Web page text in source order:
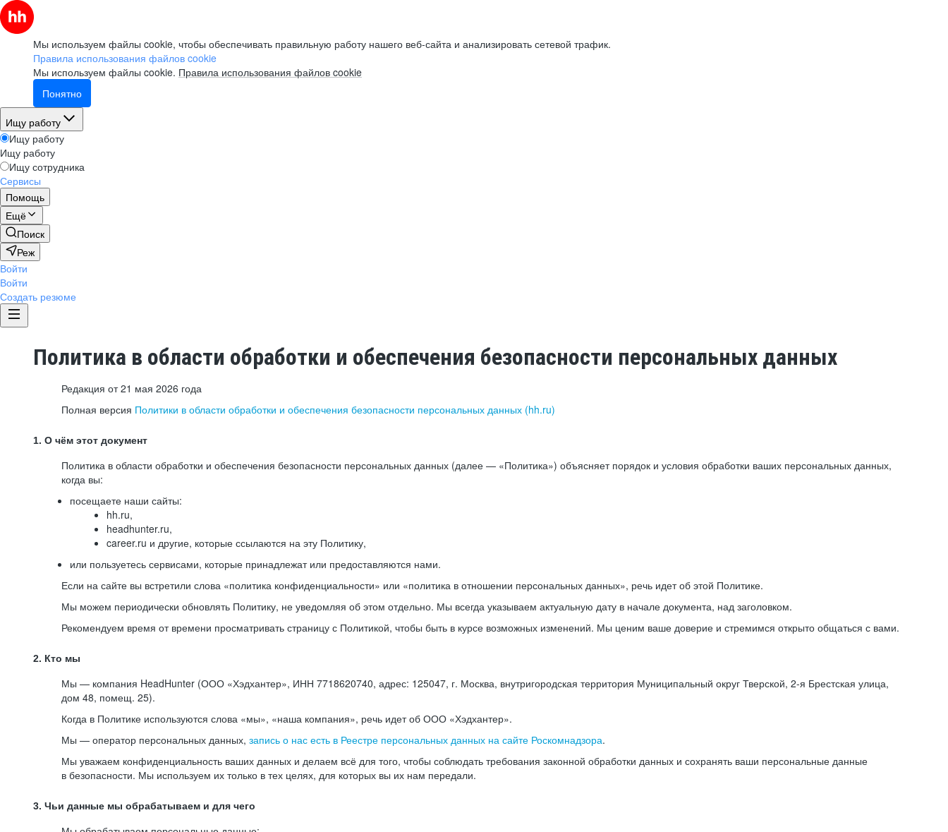
Мы используем файлы cookie, чтобы обеспечивать правильную работу нашего веб-сайта и анализировать сетевой трафик.
Правила использования файлов cookie
Мы используем файлы cookie. Правила использования файлов cookie
Понятно
Ищу работу
Ищу работу
Ищу работу
Ищу сотрудника
Сервисы
Помощь
Ещё
Поиск
Реж
Войти
Войти
Создать резюме
Политика в области обработки и обеспечения безопасности персональных данных
Редакция от 21 мая 2026 года
Полная версия Политики в области обработки и обеспечения безопасности персональных данных (hh.ru)
1. О чём этот документ
Политика в области обработки и обеспечения безопасности персональных данных (далее — «Политика») объясняет порядок и условия обработки ваших персональных данных,
когда вы:
посещаете наши сайты:
hh.ru,
headhunter.ru,
career.ru и другие, которые ссылаются на эту Политику,
или пользуетесь сервисами, которые принадлежат или предоставляются нами.
Если на сайте вы встретили слова «политика конфиденциальности» или «политика в отношении персональных данных», речь идет об этой Политике.
Мы можем периодически обновлять Политику, не уведомляя об этом отдельно. Мы всегда указываем актуальную дату в начале документа, над заголовком.
Рекомендуем время от времени просматривать страницу с Политикой, чтобы быть в курсе возможных изменений. Мы ценим ваше доверие и стремимся открыто общаться с вами.
2. Кто мы
Мы — компания HeadHunter (ООО «Хэдхантер», ИНН 7718620740, адрес: 125047, г. Москва, внутригородская территория Муниципальный округ Тверской, 2-я Брестская улица,
дом 48, помещ. 25).
Когда в Политике используются слова «мы», «наша компания», речь идет об ООО «Хэдхантер».
Мы — оператор персональных данных, запись о нас есть в Реестре персональных данных на сайте Роскомнадзора.
Мы уважаем конфиденциальность ваших данных и делаем всё для того, чтобы соблюдать требования законной обработки данных и сохранять ваши персональные данные
в безопасности. Мы используем их только в тех целях, для которых вы их нам передали.
3. Чьи данные мы обрабатываем и для чего